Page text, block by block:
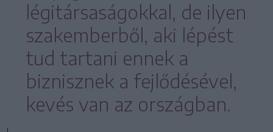
légitársaságokkal, de ilyen
szakemberből, aki lépést
tud tartani ennek a
biznisznek a fejlődésével,
kevés van az országban.